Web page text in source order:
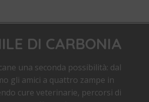
DI CARBONIA
una seconda possibilità: dal
gli amici a quattro zampe in
cure veterinarie, percorsi di